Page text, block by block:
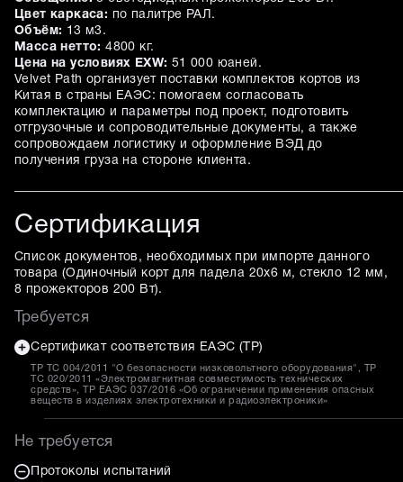
Цвет каркаса: по палитре РАЛ.
Объём: 13 м3.
Масса нетто: 4800 кг.
Цена на условиях EXW: 51 000 юаней.
Velvet Path организует поставки комплектов кортов из
Китая в страны ЕАЭС: помогаем согласовать
комплектацию и параметры под проект, подготовить
отгрузочные и сопроводительные документы, а также
сопровождаем логистику и оформление ВЭД до
получения груза на стороне клиента.
Сертификация
Список документов, необходимых при импорте данного
товара (Одиночный корт для падела 20х6 м, стекло 12 мм,
8 прожекторов 200 Вт).
Требуется
Сертификат соответствия ЕАЭС (ТР)
ТР ТС 004/2011 "О безопасности низковольтного оборудования", ТР
ТС 020/2011 «Электромагнитная совместимость технических
средств», ТР ЕАЭС 037/2016 «Об ограничении применения опасных
веществ в изделиях электротехники и радиоэлектроники»
Не требуется
Протоколы испытаний